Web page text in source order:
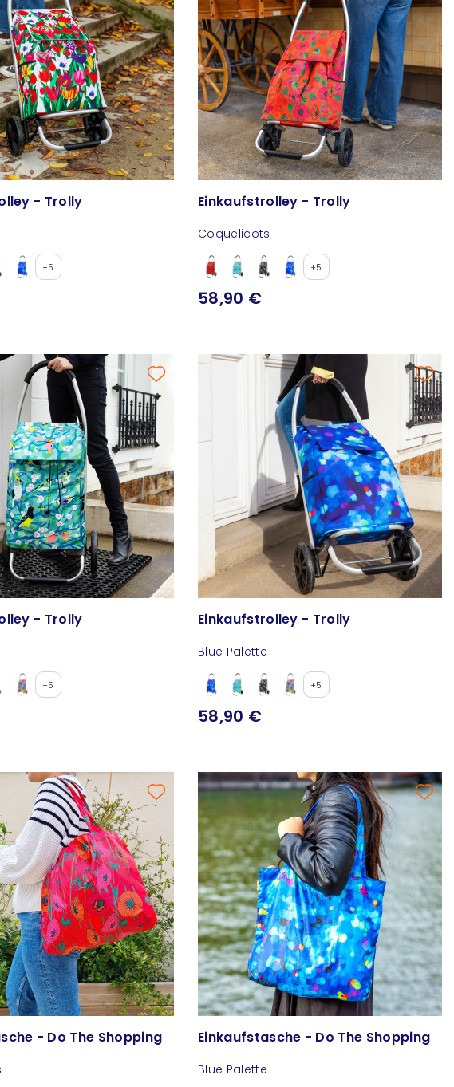
Einkaufstrolley - Trolly
+5
Einkaufstrolley - Trolly
Coquelicots
+5
58,90 €
Einkaufstrolley - Trolly
+5
Einkaufstrolley - Trolly
Blue Palette
+5
58,90 €
- Do The Shopping Einkaufstasche - Do The Shopping
Blue Palette